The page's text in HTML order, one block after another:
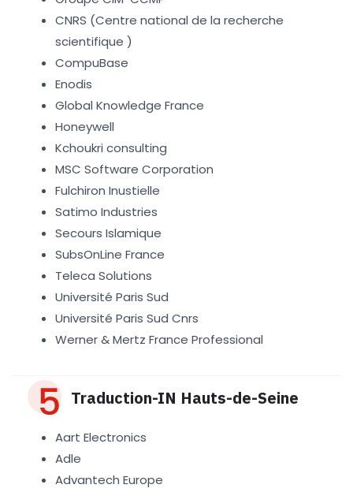
CNRS (Centre national de la recherche
scientifique )
CompuBase
Enodis
Global Knowledge France
Honeywell
Kchoukri consulting
MSC Software Corporation
Fulchiron Inustielle
Satimo Industries
Secours Islamique
SubsOnLine France
Teleca Solutions
Université Paris Sud
Université Paris Sud Cnrs
Werner & Mertz France Professional
Traduction-IN Hauts-de-Seine
Aart Electronics
Adle
Advantech Europe